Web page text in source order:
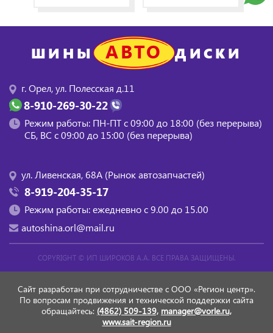
ШИНЫ АВТО ДИСКИ
г. Орел, ул. Полесская д.11
8-910-269-30-22
Режим работы: ПН-ПТ с 09:00 до 18:00 (без перерыва)
СБ, BC с 09:00 до 15:00 (без перерыва)
ул. Ливенская, 68А (Рынок автозапчастей)
8-919-204-35-17
Режим работы: ежедневно с 9.00 до 15.00
autoshina.orl@mail.ru
COPYRIGHT © ИП ШИРОКОВ А.А. ВСЕ ПРАВА ЗАЩИЩЕНЫ.
Сайт разработан при сотрудничестве с ООО «Регион центр».
По вопросам продвижения и технической поддержки сайта
обращайтесь: (4862) 509-139, manager@vorle.ru,
www.sait-region.ru